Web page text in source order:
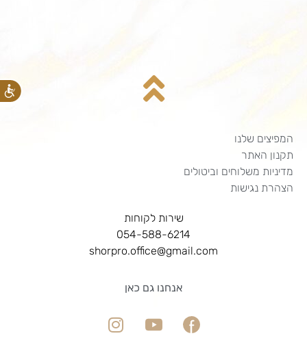
המפיצים שלנו
תקנון האתר
מדיניות משלוחים וביטולים
הצהרת נגישות
שירות לקוחות
054-588-6214
shorpro.office@gmail.com
אנחנו גם כאן